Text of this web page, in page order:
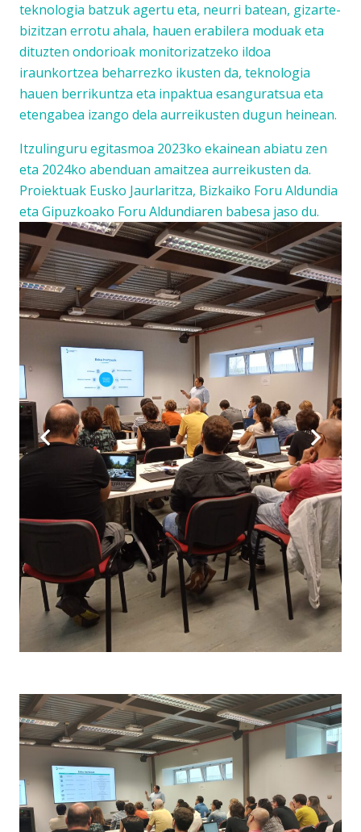
teknologia batzuk agertu eta, neurri batean, gizarte-
bizitzan errotu ahala, hauen erabilera moduak eta
dituzten ondorioak monitorizatzeko ildoa
iraunkortzea beharrezko ikusten da, teknologia
hauen berrikuntza eta inpaktua esanguratsua eta
etengabea izango dela aurreikusten dugun heinean.
Itzulinguru egitasmoa 2023ko ekainean abiatu zen
eta 2024ko abenduan amaitzea aurreikusten da.
Proiektuak Eusko Jaurlaritza, Bizkaiko Foru Aldundia
eta Gipuzkoako Foru Aldundiaren babesa jaso du.